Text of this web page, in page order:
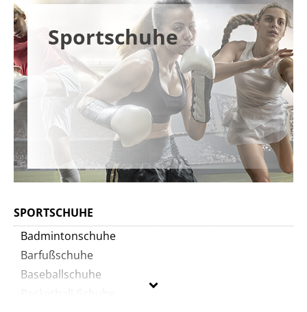
Sportschuhe
SPORTSCHUHE
Badmintonschuhe
Barfußschuhe
Baseballschuhe